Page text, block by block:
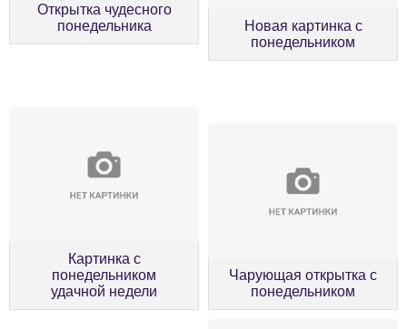
Открытка чудесного
понедельника
Новая картинка с
понедельником
Картинка с
понедельником
удачной недели
Чарующая открытка с
понедельником